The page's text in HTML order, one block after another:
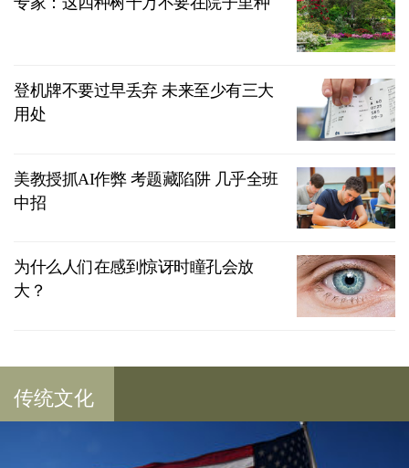
登机牌不要过早丢弃 未来至少有三大
用处
美教授抓AI作弊 考题藏陷阱 几乎全班
中招
为什么人们在感到惊讶时瞳孔会放
大？
传统文化